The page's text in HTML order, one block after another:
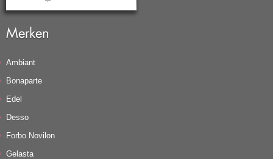
Merken
Ambiant
Bonaparte
Edel
Desso
Forbo Novilon
Gelasta